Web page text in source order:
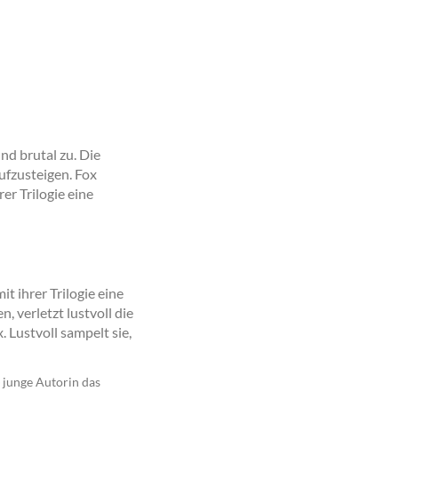
brutal zu. Die
Fox
Trilogie eine
ihrer Trilogie eine
verletzt lustvoll die
Lustvoll sampelt sie,
Autorin das